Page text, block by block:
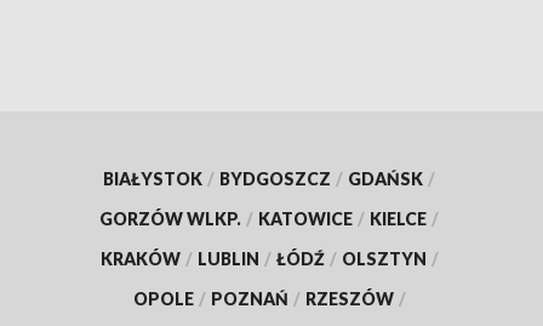
BIAŁYSTOK / BYDGOSZCZ / GDAŃSK /
GORZÓW WLKP. / KATOWICE / KIELCE /
KRAKÓW / LUBLIN / ŁÓDŹ / OLSZTYN /
OPOLE / POZNAŃ / RZESZÓW /